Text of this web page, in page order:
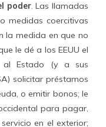
poder. Las llamadas
medidas coercitivas
la medida en que no
le dé a los EEUU el
al Estado (y a sus
solicitar préstamos
o emitir bonos; le
para pagar,
en el exterior;